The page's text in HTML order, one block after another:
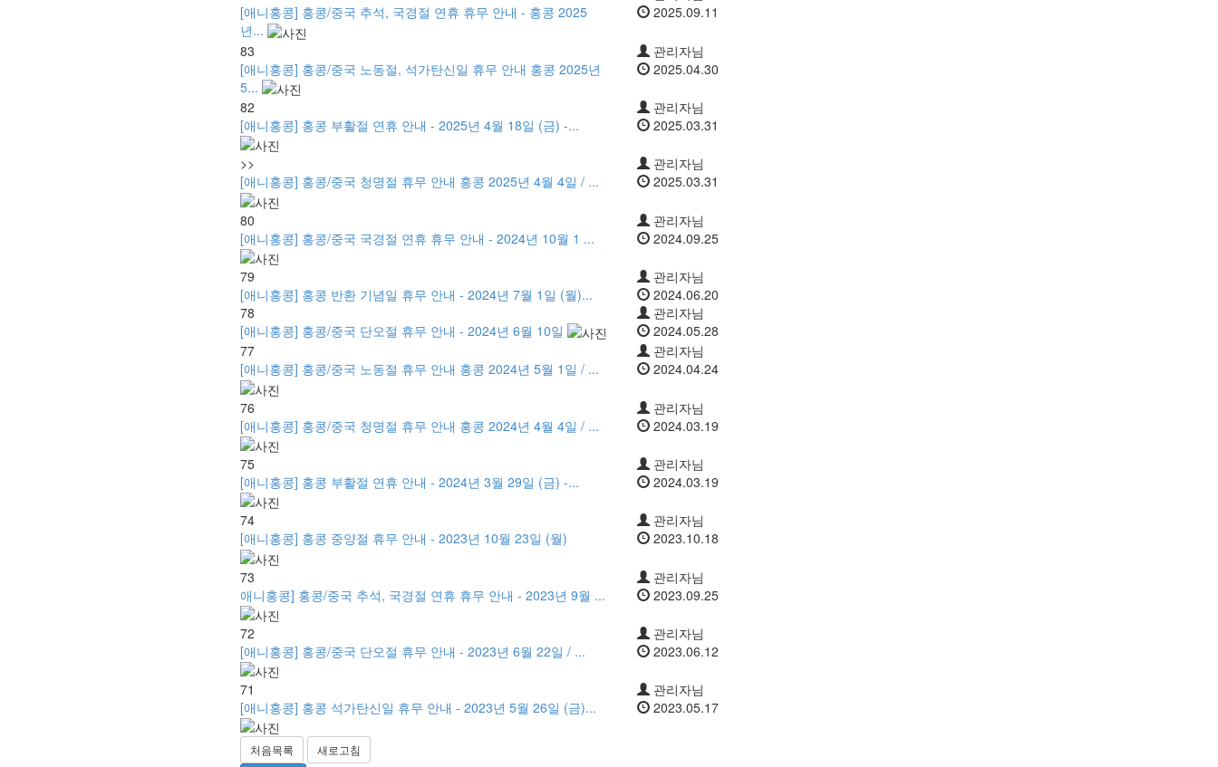
[애니홍콩] 홍콩/중국 추석, 국경절 연휴 휴무 안내 - 홍콩 2025
년...
2025.09.11
83
[애니홍콩] 홍콩/중국 노동절, 석가탄신일 휴무 안내 홍콩 2025년
5...
관리자님
2025.04.30
82
[애니홍콩] 홍콩 부활절 연휴 안내 - 2025년 4월 18일 (금) -...
관리자님
2025.03.31
>>
[애니홍콩] 홍콩/중국 청명절 휴무 안내 홍콩 2025년 4월 4일 / ...
관리자님
2025.03.31
80
[애니홍콩] 홍콩/중국 국경절 연휴 휴무 안내 - 2024년 10월 1 ...
관리자님
2024.09.25
79
[애니홍콩] 홍콩 반환 기념일 휴무 안내 - 2024년 7월 1일 (월)...
관리자님
2024.06.20
78
[애니홍콩] 홍콩/중국 단오절 휴무 안내 - 2024년 6월 10일
관리자님
2024.05.28
77
[애니홍콩] 홍콩/중국 노동절 휴무 안내 홍콩 2024년 5월 1일 / ...
관리자님
2024.04.24
76
[애니홍콩] 홍콩/중국 청명절 휴무 안내 홍콩 2024년 4월 4일 / ...
관리자님
2024.03.19
75
[애니홍콩] 홍콩 부활절 연휴 안내 - 2024년 3월 29일 (금) -...
관리자님
2024.03.19
74
[애니홍콩] 홍콩 중양절 휴무 안내 - 2023년 10월 23일 (월)
관리자님
2023.10.18
73
애니홍콩] 홍콩/중국 추석, 국경절 연휴 휴무 안내 - 2023년 9월 ...
관리자님
2023.09.25
72
[애니홍콩] 홍콩/중국 단오절 휴무 안내 - 2023년 6월 22일 / ...
관리자님
2023.06.12
71
[애니홍콩] 홍콩 석가탄신일 휴무 안내 - 2023년 5월 26일 (금)...
관리자님
2023.05.17
처음목록 새로고침